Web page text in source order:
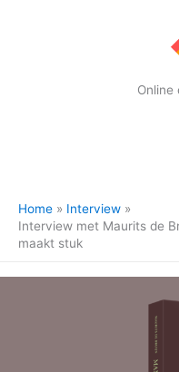
Online
Home
Interview
Interview met Maurits de
maakt stuk